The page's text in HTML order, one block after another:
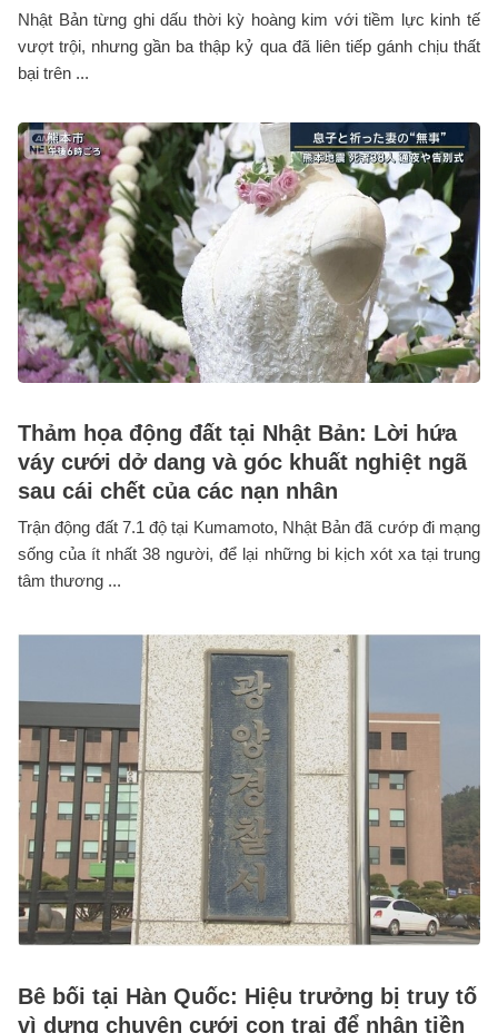
Nhật Bản từng ghi dấu thời kỳ hoàng kim với tiềm lực kinh tế
vượt trội, nhưng gần ba thập kỷ qua đã liên tiếp gánh chịu thất
bại trên ...
Thảm họa động đất tại Nhật Bản: Lời hứa
váy cưới dở dang và góc khuất nghiệt ngã
sau cái chết của các nạn nhân
Trận động đất 7.1 độ tại Kumamoto, Nhật Bản đã cướp đi mạng
sống của ít nhất 38 người, để lại những bi kịch xót xa tại trung
tâm thương ...
Bê bối tại Hàn Quốc: Hiệu trưởng bị truy tố
vì dựng chuyện cưới con trai để nhận tiền